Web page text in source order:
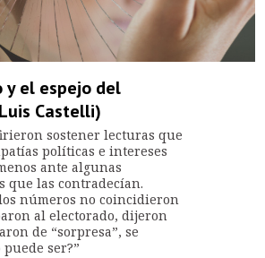
y el espejo del
Castelli)
sostener lecturas que
políticas e intereses
ante algunas
que las contradecían.
números no coincidieron
al electorado, dijeron
de “sorpresa”, se
ser?”